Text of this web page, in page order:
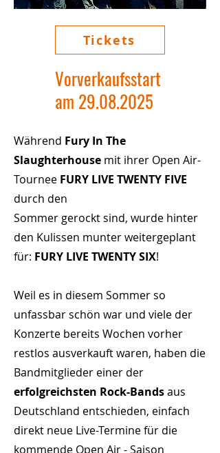
Tickets
Während Fury In The
Slaughterhouse mit ihrer Open Air-
Tournee FURY LIVE TWENTY FIVE
durch den
Sommer gerockt sind, wurde hinter
den Kulissen munter weitergeplant
für: FURY LIVE TWENTY SIX!
Weil es in diesem Sommer so
unfassbar schön war und viele der
Konzerte bereits Wochen vorher
restlos ausverkauft waren, haben die
Bandmitglieder einer der
erfolgreichsten Rock-Bandsaus
Deutschland entschieden, einfach
direkt neue Live-Termine für die
kommende Open Air - Saison
Vorverkaufsstart
am 29.08.2025